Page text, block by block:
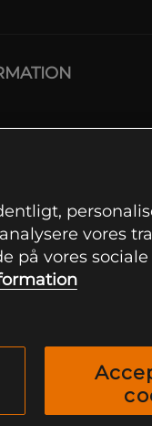
vores
på vores